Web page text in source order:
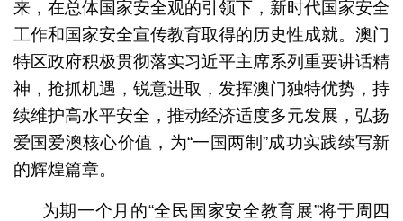
来，在总体国家安全观的引领下，新时代国家安全
工作和国家安全宣传教育取得的历史性成就。澳门
特区政府积极贯彻落实习近平主席系列重要讲话精
神，抢抓机遇，锐意进取，发挥澳门独特优势，持
续维护高水平安全，推动经济适度多元发展，弘扬
爱国爱澳核心价值，为“一国两制”成功实践续写新
的辉煌篇章。
为期一个月的“全民国家安全教育展”将于周四